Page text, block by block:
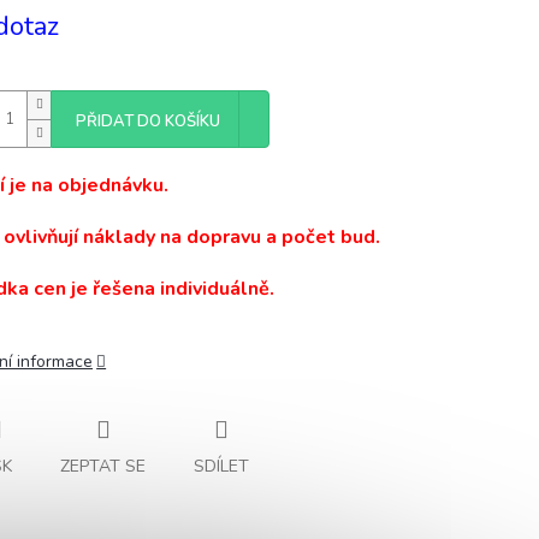
PŘIDAT DO KOŠÍKU
je na objednávku.
ovlivňují náklady na dopravu a počet bud.
cen je řešena individuálně.
informace
ZEPTAT SE SDÍLET